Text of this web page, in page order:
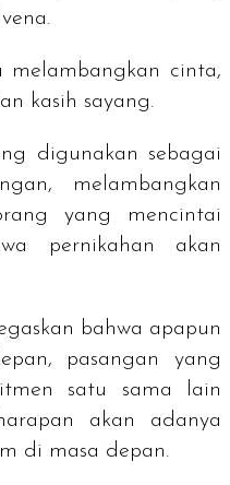
melambangkan cinta,
kasih sayang.
digunakan sebagai
melambangkan
yang mencintai
pernikahan akan
bahwa apapun
pasangan yang
satu sama lain
akan adanya
di masa depan.